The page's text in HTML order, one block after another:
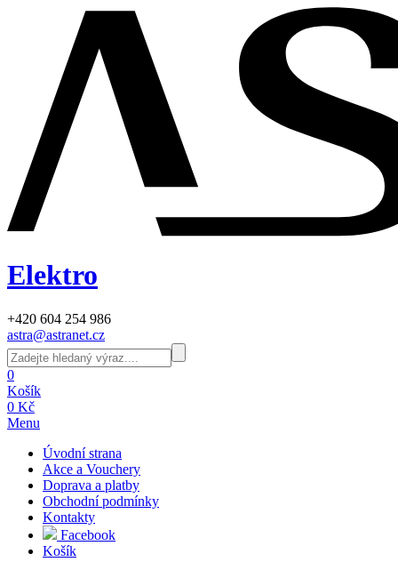
Elektro
+420 604 254 986
astra@astranet.cz
0
Košík
0 Kč
Menu
Úvodní strana
Akce a Vouchery
Doprava a platby
Obchodní podmínky
Kontakty
Facebook
Košík